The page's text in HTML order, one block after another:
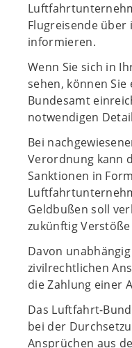
Flugreisende über
informieren.
Wenn Sie sich in
sehen, können
Bundesamt
notwendigen
Bei
Verordnung kann
Sanktionen in
Geldbußen soll
zukünftig
Davon
zivilrechtlichen
die Zahlung einer
Das Luftfahrt-
bei der
Ansprüchen aus